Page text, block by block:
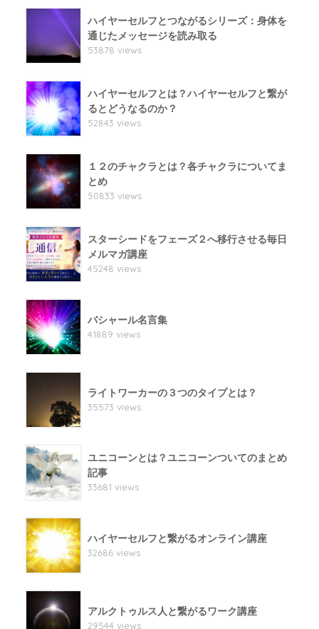
ハイヤーセルフとつながるシリーズ：身体を
通じたメッセージを読み取る
53878 views
ハイヤーセルフとは？ハイヤーセルフと繋が
るとどうなるのか？
52843 views
１２のチャクラとは？各チャクラについてま
とめ
50833 views
スターシードをフェーズ２へ移行させる毎日
メルマガ講座
45248 views
バシャール名言集
41889 views
ライトワーカーの３つのタイプとは？
35573 views
ユニコーンとは？ユニコーンついてのまとめ
記事
33681 views
ハイヤーセルフと繋がるオンライン講座
32686 views
アルクトゥルス人と繋がるワーク講座
29544 views